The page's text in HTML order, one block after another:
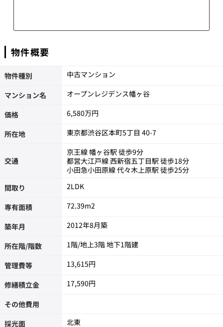
物件概要
物件種別 中古マンション
マンション名 オープンレジデンス幡ヶ谷
価格 6,580万円
所在地 東京都渋谷区本町5丁目 40-7
交通
京王線 幡ヶ谷駅 徒歩9分
都営大江戸線 西新宿五丁目駅 徒歩18分
小田急小田原線 代々木上原駅 徒歩25分
間取り
2LDK
専有面積 72.39m2
築年月 2012年8月築
所在階/階数 1階/地上3階 地下1階建
管理費等 13,615円
修繕積立金 17,590円
その他費用
採光面
北東